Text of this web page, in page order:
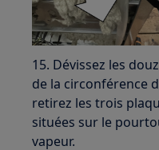
15. Dévissez les
de la circonférence
retirez les trois
situées sur le
vapeur.